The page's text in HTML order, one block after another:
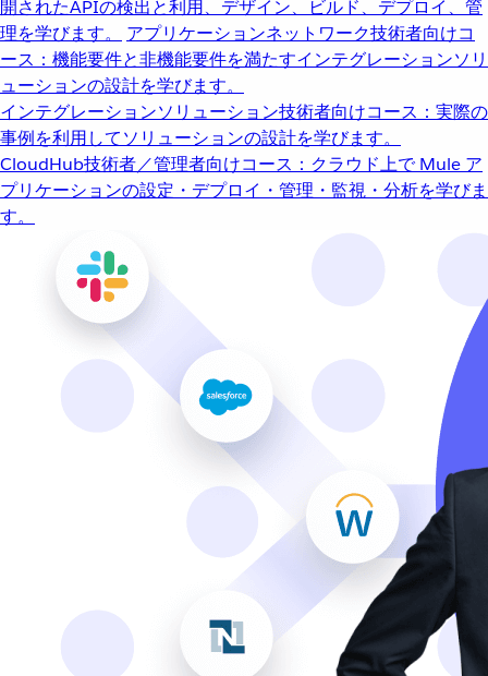
開されたAPIの検出と利用、デザイン、ビルド、デプロイ、管
理を学びます。
アプリケーションネットワーク技術者向けコ
ース：機能要件と非機能要件を満たすインテグレーションソリ
ューションの設計を学びます。
インテグレーションソリューション技術者向けコース：実際の
事例を利用してソリューションの設計を学びます。
CloudHub技術者／管理者向けコース：クラウド上で Mule ア
プリケーションの設定・デプロイ・管理・監視・分析を学びま
す。